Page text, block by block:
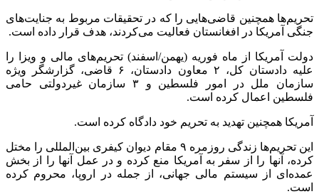
تحریم‌ها همچنین قاضی‌هایی را که در تحقیقات مربوط به جنایت‌های
جنگی آمریکا در افغانستان فعالیت می‌کردند، هدف قرار داده است.
دولت آمریکا از ماه فوریه (یهمن/اسفند) تحریم‌های مالی و ویزا را
علیه دادستان کل، ۲ معاون دادستان، ۶ قاضی، گزارشگر ویژه
سازمان ملل در امور فلسطین و ۳ سازمان غیردولتی حامی
فلسطین اعمال کرده است.
آمریکا همچنین تهدید به تحریم خود دادگاه کرده است.
این تحریم‌ها زندگی روزمره ۹ مقام دیوان کیفری بین‌المللی را مختل
کرده، آنها را از سفر به آمریکا منع کرده و در عمل آنها را از بخش
عمده‌ای از سیستم مالی جهانی، از جمله در اروپا، محروم کرده
است.